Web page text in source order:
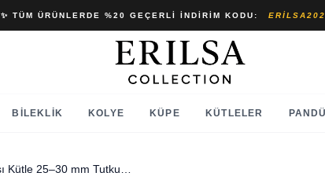
✨ TÜM ÜRÜNLERDE %20 GEÇERLI İNDIRIM KODU:
BILEKLIK KOLYE KÜPE KÜTLELER